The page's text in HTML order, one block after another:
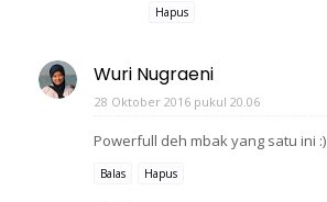
Hapus
Wuri Nugraeni
28 Oktober 2016 pukul 20.06
Powerfull deh mbak yang satu ini :)
Balas Hapus